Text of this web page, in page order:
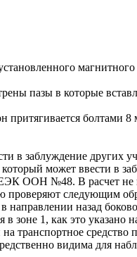
пазы в которые
притягивается
заблуждение других
может ввести в
ООН №48. В расчет
проверяют следующим
назад
зоне 1, как это указано
транспортное
видима для